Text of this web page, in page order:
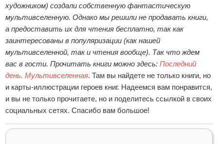
художником) создали собственную фантастическую
мультивселенную. Однако мы решили не продавать книги,
а предоставить их для чтения бесплатно, так как
заинтересованы в популяризации (как нашей
мультивселенной, так и чтения вообще). Так что ждем
вас в гости. Прочитать книги можно здесь:Последний
день. Мультивселенная. Там вы найдете не только книги, но
и карты-иллюстрации героев книг. Надеемся вам понравится,
и вы не только прочитаете, но и поделитесь ссылкой в своих
социальных сетях. Спасибо вам большое!